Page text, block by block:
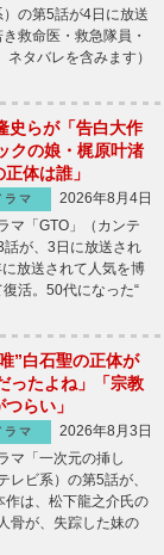
の第5話が4日に放送
救命医・救急隊員・
タバレを含みます）
史らが「告白大作
クの娘・梶原叶渚
体は誰」
ラマ
2026年8月4日
マ「GTO」（カンテ
が、3日に放送され
放送されて人気を博
活。50代になった“
”白石聖の正体が
ったよね」「宗教
らい」
ラマ
2026年8月3日
マ「一次元の挿し
レビ系）の第5話が、
は、松下龍之介氏の
骨が、失踪した妹の